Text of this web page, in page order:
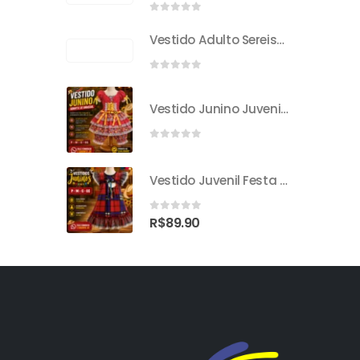
Vestido Adulto Sereismo
Vestido Junino Juvenil Sorvete De Girassol
Vestido Juvenil Festa Junina
0out of 5
R$89.90